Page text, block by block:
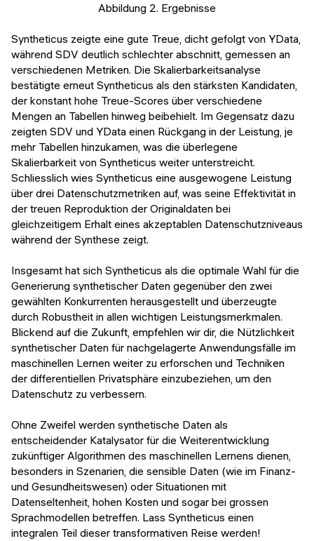
Abbildung 2. Ergebnisse
Syntheticus zeigte eine gute Treue, dicht gefolgt von YData,
während SDV deutlich schlechter abschnitt, gemessen an
verschiedenen Metriken. Die Skalierbarkeitsanalyse
bestätigte erneut Syntheticus als den stärksten Kandidaten,
der konstant hohe Treue-Scores über verschiedene
Mengen an Tabellen hinweg beibehielt. Im Gegensatz dazu
zeigten SDV und YData einen Rückgang in der Leistung, je
mehr Tabellen hinzukamen, was die überlegene
Skalierbarkeit von Syntheticus weiter unterstreicht.
Schliesslich wies Syntheticus eine ausgewogene Leistung
über drei Datenschutzmetriken auf, was seine Effektivität in
der treuen Reproduktion der Originaldaten bei
gleichzeitigem Erhalt eines akzeptablen Datenschutzniveaus
während der Synthese zeigt.
Insgesamt hat sich Syntheticus als die optimale Wahl für die
Generierung synthetischer Daten gegenüber den zwei
gewählten Konkurrenten herausgestellt und überzeugte
durch Robustheit in allen wichtigen Leistungsmerkmalen.
Blickend auf die Zukunft, empfehlen wir dir, die Nützlichkeit
synthetischer Daten für nachgelagerte Anwendungsfälle im
maschinellen Lernen weiter zu erforschen und Techniken
der differentiellen Privatsphäre einzubeziehen, um den
Datenschutz zu verbessern.
Ohne Zweifel werden synthetische Daten als
entscheidender Katalysator für die Weiterentwicklung
zukünftiger Algorithmen des maschinellen Lernens dienen,
besonders in Szenarien, die sensible Daten (wie im Finanz-
und Gesundheitswesen) oder Situationen mit
Datenseltenheit, hohen Kosten und sogar bei grossen
Sprachmodellen betreffen. Lass Syntheticus einen
integralen Teil dieser transformativen Reise werden!